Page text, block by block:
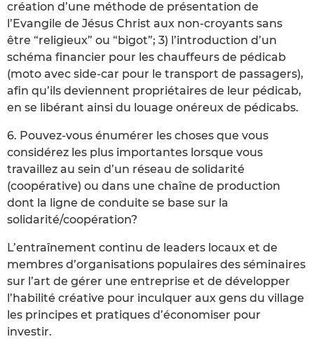
création d’une méthode de présentation de
l’Evangile de Jésus Christ aux non-croyants sans
être “religieux” ou “bigot”; 3) l’introduction d’un
schéma financier pour les chauffeurs de pédicab
(moto avec side-car pour le transport de passagers),
afin qu’ils deviennent propriétaires de leur pédicab,
en se libérant ainsi du louage onéreux de pédicabs.
6. Pouvez-vous énumérer les choses que vous
considérez les plus importantes lorsque vous
travaillez au sein d’un réseau de solidarité
(coopérative) ou dans une chaîne de production
dont la ligne de conduite se base sur la
solidarité/coopération?
L’entraînement continu de leaders locaux et de
membres d’organisations populaires des séminaires
sur l’art de gérer une entreprise et de développer
l’habilité créative pour inculquer aux gens du village
les principes et pratiques d’économiser pour
investir.